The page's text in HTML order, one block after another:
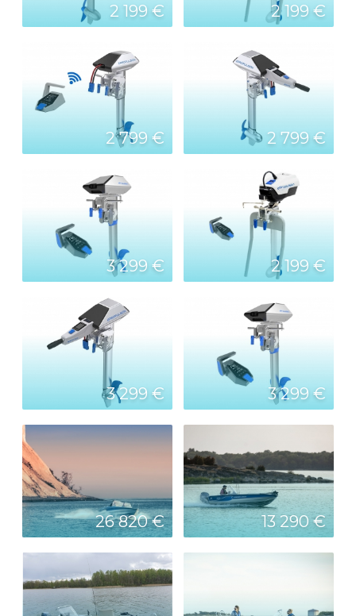
2 199 € 2 199 €
2 799 € 2 799 €
3 299 € 2 199 €
3 299 € 3 299 €
26 820 € 13 290 €